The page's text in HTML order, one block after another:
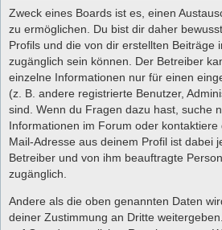
Zweck eines Boards ist es, einen
zu ermöglichen. Du bist dir daher
Profils und die von dir erstellten Beiträge
zugänglich sein können. Der Betreiber
einzelne Informationen nur für einen
(z. B. andere registrierte Benutzer,
sind. Wenn du Fragen dazu hast, suche
Informationen im Forum oder kontaktiere
Mail-Adresse aus deinem Profil ist dabei
Betreiber und von ihm beauftragte
zugänglich.
Andere als die oben genannten Daten
deiner Zustimmung an Dritte